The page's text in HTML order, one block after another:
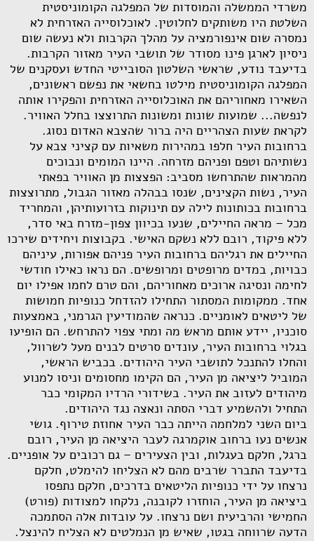
משרדי הממשלה והמוסדות של המפלגה הקומוניסטית
השלטת היו משותקים לחלוטין. לאוכלוסייה האזרחית לא
נמסרה שום אינפורמציה על מהלך הקרבות ולא נעשה שום
ניסיון לארגן פינו מסודר של תושבי העיר מאזור הקרבות.
בדיעבד נודע, שראשי השלטון הסובייטי החדש ועסקנים של
המפלגה הקומוניסטית מילטו בחשאי את נפשם ראשונים,
השאירו מאחוריהם את האוכלוסייה האזרחית והפקירו אותה
לנפשה... שמועות שונות ומשונות התרוצצו בחלל האוויר.
לקראת שעות הצהריים היה ברור שהצבא האדום נסוג.
ברחובות העיר חלפו במהירות משאיות עם קציני צבא על
נשותיהם וטפם ופניהם מזרחה. היינו המומים ונבוכים
מהמראות שהתרחשו מסביב: הפצצות מן האוויר בפאתי
העיר, נשות הקצינים, שנסו בבהלה מאזור הגבול, מתרוצצות
ברחובות בכותונות לילה עם תינוקות בזרועותיהן, והמחריד
מכל – מראה החיילים, שנעו בכיוון צפון-מזרח באי סדר,
ללא פיקוד, רובם ללא נשקם האישי. בקבוצות ויחידים שירכו
החיילים את רגליהם ברחובות העיר פניהם אפורות, עיניהם
כבויות, במדים מרופטים ומרופשים. הם נראו כאילו חודשי
לחימה ונסיגה ארוכים מאחוריהם, והם טרם לחמו אפילו יום
אחד. ממקומות המסתור התחילו להזדחל כנופיות חמושות
של ליטאים לאומניים. כנראה שהמודיעין הגרמני, באמצעות
סוכניו, יידע אותם מראש מה ומתי צפוי להתרחש. הם הופיעו
בגלוי ברחובות העיר, עונדים סרטים לבנים מעל לשרוול,
והחלו להתנכל לתושבי העיר היהודים. בכביש הראשי,
המוביל ליציאה מן העיר, הם הקימו מחסומים וניסו למנוע
מיהודים לעזוב את העיר. בשידורי הרדיו המקומי כבר
התחיל ולהשמיע דברי הסתה ונאצה נגד היהודים.
ביום השני למלחמה הייתה כבר העיר אחוזת טירוף. גושי
אנשים נעו ברחוב אוקמרגה לעבר היציאה מן העיר, רובם
ברגל, חלקם בעגלות, ובין הצעירים – גם רכובים על אופניים.
בדיעבד התברר שרבים מהם לא הצליחו להימלט, חלקם
נרצחו על ידי כנופיות הליטאים בדרכים, חלקם נתפסו
ביציאה מן העיר, הוחזרו לקובנה, נלקחו למצודות (פורט)
החמישי והרביעית ושם נרצחו. על עובדות אלה הסתמכה
הדעה שרווחה בגטו, שאיש מן הנמלטים לא הצליח להינצל.